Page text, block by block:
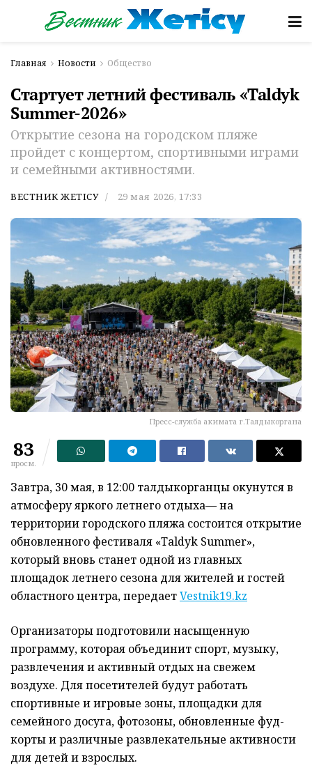
Главная Новости Общество
Стартует летний фестиваль «Taldyk
Summer-2026»
Открытие сезона на городском пляже
пройдет с концертом, спортивными играми
и семейными активностями.
ВЕСТНИК ЖЕТІСУ 29 мая 2026, 17:33
Пресс-служба акимата г.Талдыкоргана
83
просм.
Завтра, 30 мая, в 12:00 талдыкорганцы окунутся в
атмосферу яркого летнего отдыха— на
территории городского пляжа состоится открытие
обновленного фестиваля «Taldyk Summer»,
который вновь станет одной из главных
площадок летнего сезона для жителей и гостей
областного центра, передаетVestnik19.kz
Организаторы подготовили насыщенную
программу, которая объединит спорт, музыку,
развлечения и активный отдых на свежем
воздухе. Для посетителей будут работать
спортивные и игровые зоны, площадки для
семейного досуга, фотозоны, обновленные фуд-
корты и различные развлекательные активности
для детей и взрослых.